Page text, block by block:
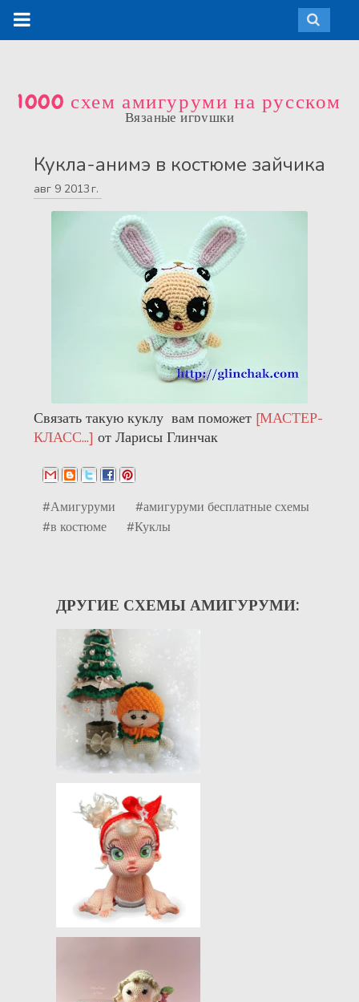
1000 схем амигуруми на русском
Вязаные игрушки
Кукла-анимэ в костюме зайчика
авг 9 2013 г.
Связать такую куклу вам поможет [МАСТЕР-
КЛАСС...] от Ларисы Глинчак
#Амигуруми
#амигуруми бесплатные схемы
#в костюме
#Куклы
ДРУГИЕ СХЕМЫ АМИГУРУМИ: